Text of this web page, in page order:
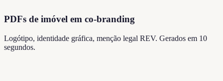
PDFs de imóvel em co-branding
Logótipo, identidade gráfica, menção legal REV. Gerados em 10
segundos.